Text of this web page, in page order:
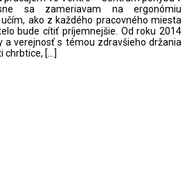
sa zameriavam na ergonómiu
ako z každého pracovného miesta
bude cítiť príjemnejšie. Od roku 2014
verejnosť s témou zdravšieho držania
chrbtice, […]